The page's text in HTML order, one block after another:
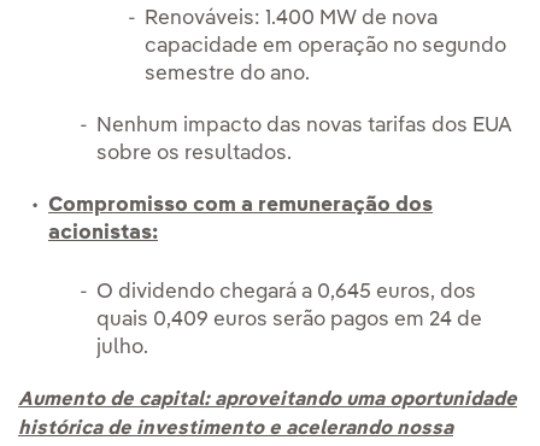
Renováveis: 1.400 MW de nova
capacidade em operação no segundo
semestre do ano.
Nenhum impacto das novas tarifas dos EUA
sobre os resultados.
Compromisso com a remuneração dos
acionistas:
O dividendo chegará a 0,645 euros, dos
quais 0,409 euros serão pagos em 24 de
julho.
Aumento de capital: aproveitando uma oportunidade
histórica de investimento e acelerando nossa